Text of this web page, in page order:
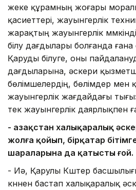
жеке құрамның жоғары
қасиеттері, жауынгерлік
жарақтың жауынгерлік
білу дағдылары болғанда
Қаруды білуге, оны
дағдыларына, әскери
бөлімшелердің, бөлімдер мен
жауынгерлік жағдайдағы
тек жауынгерлік даярлықпен
- Қазақстан халықаралық
жолға қойып, бірқатар
шараларына да қатысты ғой.
- Иә, Қарулы Күштер
күннен бастап халықаралық